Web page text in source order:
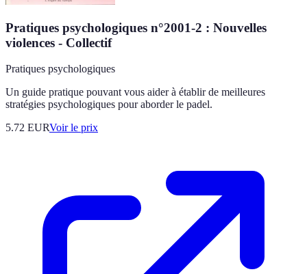
Pratiques psychologiques n°2001-2 : Nouvelles
violences - Collectif
Pratiques psychologiques
Un guide pratique pouvant vous aider à établir de meilleures
stratégies psychologiques pour aborder le padel.
5.72 EURVoir le prix